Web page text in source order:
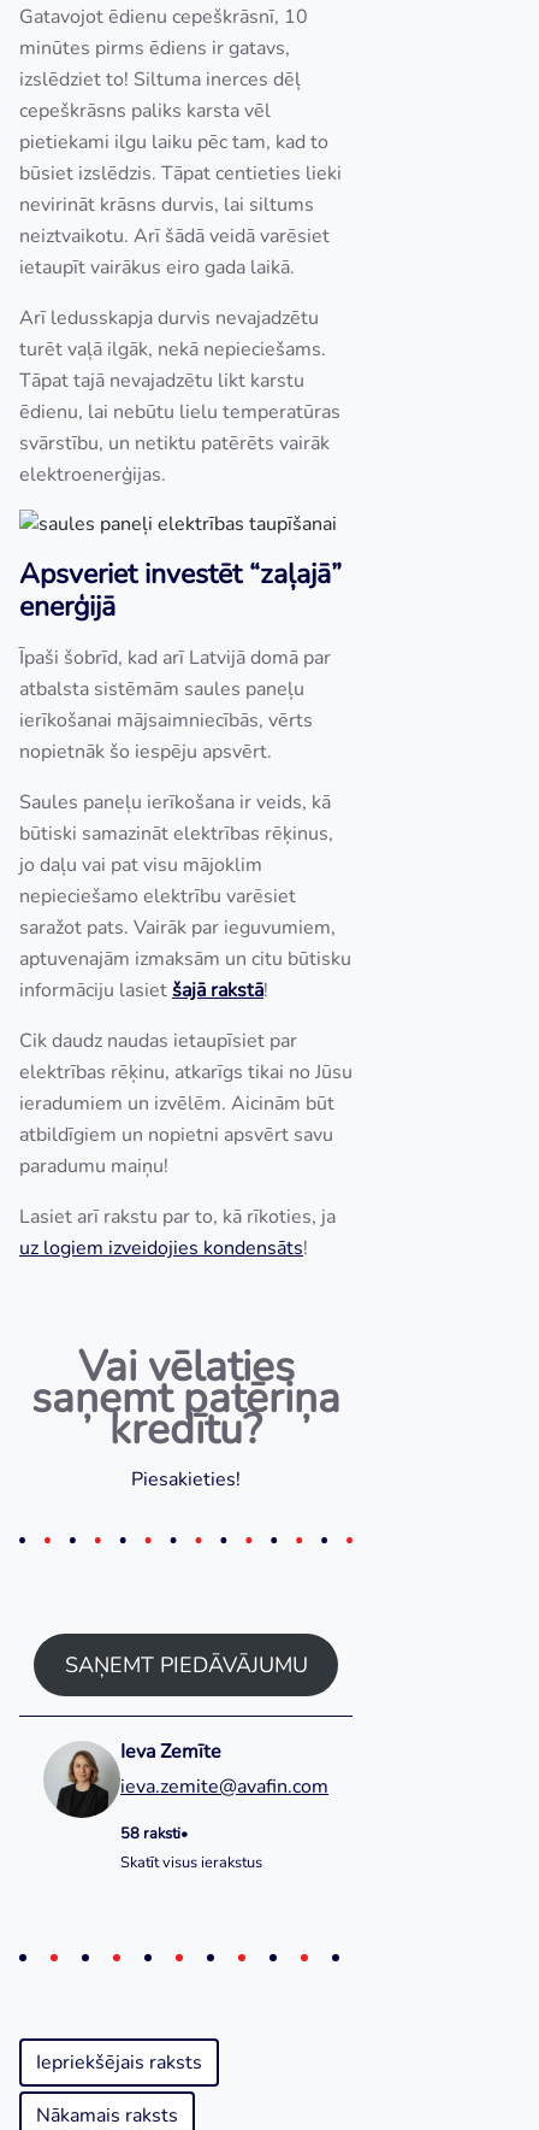
Gatavojot ēdienu cepeškrāsnī, 10
minūtes pirms ēdiens ir gatavs,
izslēdziet to! Siltuma inerces dēļ
cepeškrāsns paliks karsta vēl
pietiekami ilgu laiku pēc tam, kad to
būsiet izslēdzis. Tāpat centieties lieki
nevirināt krāsns durvis, lai siltums
neiztvaikotu. Arī šādā veidā varēsiet
ietaupīt vairākus eiro gada laikā.
Arī ledusskapja durvis nevajadzētu
turēt vaļā ilgāk, nekā nepieciešams.
Tāpat tajā nevajadzētu likt karstu
ēdienu, lai nebūtu lielu temperatūras
svārstību, un netiktu patērēts vairāk
elektroenerģijas.
Apsveriet investēt “zaļajā”
enerģijā
Īpaši šobrīd, kad arī Latvijā domā par
atbalsta sistēmām saules paneļu
ierīkošanai mājsaimniecībās, vērts
nopietnāk šo iespēju apsvērt.
Saules paneļu ierīkošana ir veids, kā
būtiski samazināt elektrības rēķinus,
jo daļu vai pat visu mājoklim
nepieciešamo elektrību varēsiet
saražot pats. Vairāk par ieguvumiem,
aptuvenajām izmaksām un citu būtisku
informāciju lasietšajā rakstā!
Cik daudz naudas ietaupīsiet par
elektrības rēķinu, atkarīgs tikai no Jūsu
ieradumiem un izvēlēm. Aicinām būt
atbildīgiem un nopietni apsvērt savu
paradumu maiņu!
Lasiet arī rakstu par to, kā rīkoties, ja
uz logiem izveidojies kondensāts!
Vai vēlaties
saņemt patēriņa
kredītu?
Piesakieties!
SAŅEMT PIEDĀVĀJUMU
Ieva Zemīte
ieva.zemite@avafin.com
58 raksti•
Skatīt visus ierakstus
Iepriekšējais raksts
Nākamais raksts